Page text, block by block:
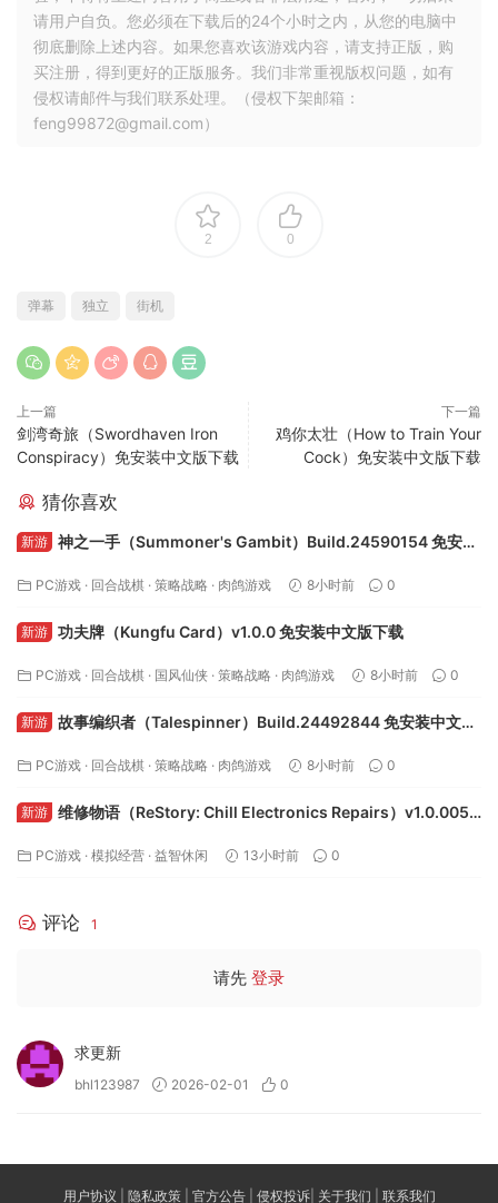
请用户自负。您必须在下载后的24个小时之内，从您的电脑中
彻底删除上述内容。如果您喜欢该游戏内容，请支持正版，购
买注册，得到更好的正版服务。我们非常重视版权问题，如有
侵权请邮件与我们联系处理。（侵权下架邮箱：
feng99872@gmail.com）
2 0
弹幕 独立 街机
上一篇
剑湾奇旅（Swordhaven Iron
Conspiracy）免安装中文版下载
下一篇
鸡你太壮（How to Train Your
Cock）免安装中文版下载
猜你喜欢
新游 神之一手（Summoner's Gambit）Build.24590154 免安装
PC游戏 · 回合战棋 · 策略战略 · 肉鸽游戏 8小时前 0
新游 功夫牌（Kungfu Card）v1.0.0 免安装中文版下载
PC游戏 · 回合战棋 · 国风仙侠 · 策略战略 · 肉鸽游戏 8小时前 0
新游 故事编织者（Talespinner）Build.24492844 免安装中文版
PC游戏 · 回合战棋 · 策略战略 · 肉鸽游戏 8小时前 0
新游 维修物语（ReStory: Chill Electronics Repairs）v1.0.005r
PC游戏 · 模拟经营 · 益智休闲 13小时前 0
评论 1
请先 登录
求更新
bhl123987 2026-02-01 0
用户协议 隐私政策| 官方公告| 侵权投诉| 关于我们 联系我们